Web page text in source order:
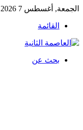
الجمعة, أغسطس 7 2026
القائمة
بحث عن